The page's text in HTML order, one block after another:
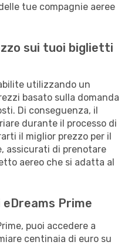
tue compagnie aeree
sui tuoi biglietti
utilizzando un
basato sulla domanda
Di conseguenza, il
durante il processo di
il miglior prezzo per il
assicurati di prenotare
aereo che si adatta al
Prime
puoi accedere a
centinaia di euro su